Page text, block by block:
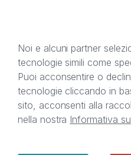
Il presente sito web è di
titolare di tutti i diritti
afferenti ai marchi,
sul sito web. Si invita
Noi e alcuni partner
tecnologie simili come
Puoi acconsentire o
tecnologie cliccando in
sito, acconsenti alla
nella nostra Informativa